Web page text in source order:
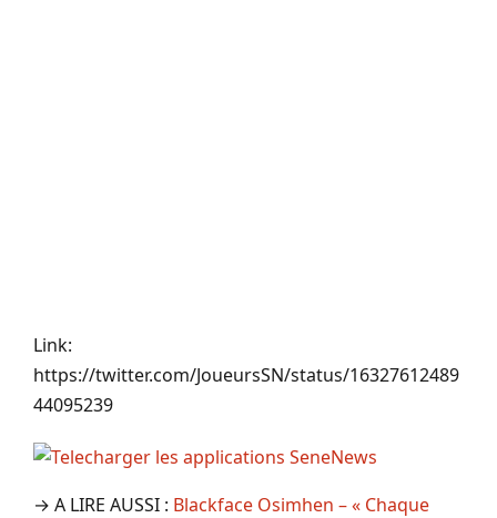
Link:
https://twitter.com/JoueursSN/status/16327612489
44095239
→ A LIRE AUSSI : Blackface Osimhen – « Chaque